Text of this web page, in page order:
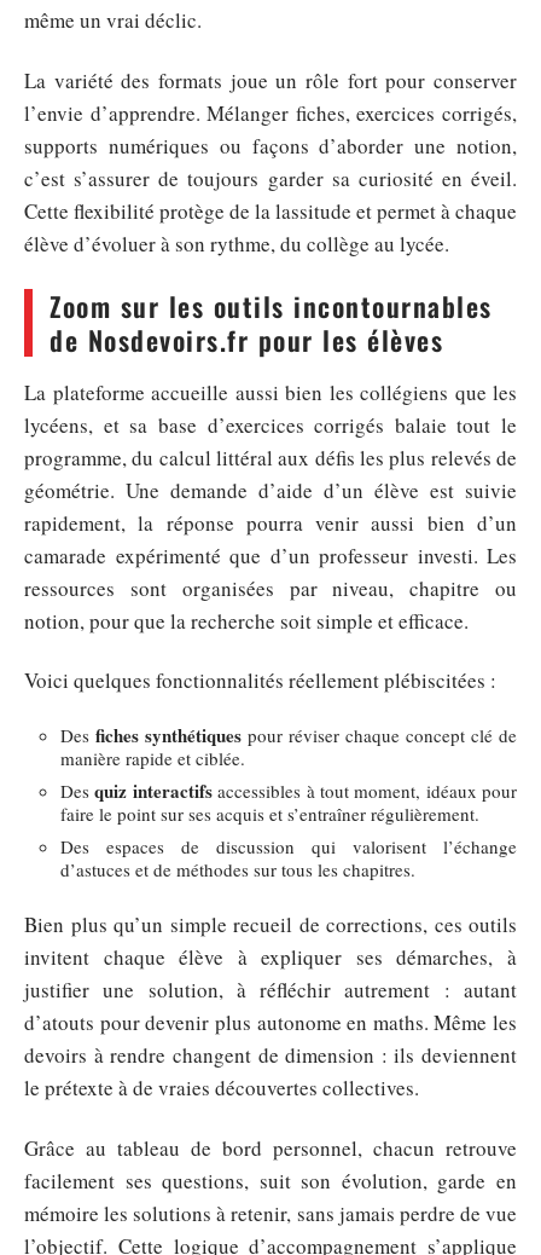
même un vrai déclic.
La variété des formats joue un rôle fort pour conserver
l’envie d’apprendre. Mélanger fiches, exercices corrigés,
supports numériques ou façons d’aborder une notion,
c’est s’assurer de toujours garder sa curiosité en éveil.
Cette flexibilité protège de la lassitude et permet à chaque
élève d’évoluer à son rythme, du collège au lycée.
Zoom sur les outils incontournables
de Nosdevoirs.fr pour les élèves
La plateforme accueille aussi bien les collégiens que les
lycéens, et sa base d’exercices corrigés balaie tout le
programme, du calcul littéral aux défis les plus relevés de
géométrie. Une demande d’aide d’un élève est suivie
rapidement, la réponse pourra venir aussi bien d’un
camarade expérimenté que d’un professeur investi. Les
ressources sont organisées par niveau, chapitre ou
notion, pour que la recherche soit simple et efficace.
Voici quelques fonctionnalités réellement plébiscitées :
Des fiches synthétiques pour réviser chaque concept clé de
manière rapide et ciblée.
Desquiz interactifsaccessibles à tout moment, idéaux pour
faire le point sur ses acquis et s’entraîner régulièrement.
Des espaces de discussion qui valorisent l’échange
d’astuces et de méthodes sur tous les chapitres.
Bien plus qu’un simple recueil de corrections, ces outils
invitent chaque élève à expliquer ses démarches, à
justifier une solution, à réfléchir autrement : autant
d’atouts pour devenir plus autonome en maths. Même les
devoirs à rendre changent de dimension : ils deviennent
le prétexte à de vraies découvertes collectives.
Grâce au tableau de bord personnel, chacun retrouve
facilement ses questions, suit son évolution, garde en
mémoire les solutions à retenir, sans jamais perdre de vue
l’objectif. Cette logique d’accompagnement s’applique